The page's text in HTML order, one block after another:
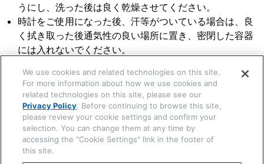
うにし、洗った後は良く乾燥させてください。
時計をご使用になった後、汗等がついている場合は、良
く拭き取った後通気性の良い場所に置き、密閉した容器
には入れないでください。
関連する項目
二次電池
りゅうずとボタン
皮革バンド
ウレタンバンド(ゴムバンド)
バンド調整は自分でしない
We use cookies and related technologies on this site.
For more information about how we use cookies and
related technologies on this site, please see our
Privacy Policy. Before continuing to browse this site,
please review your cookie settings and confirm your
selection. You can change them at any time by
accessing the "Cookie Settings" link in the footer of
this site.